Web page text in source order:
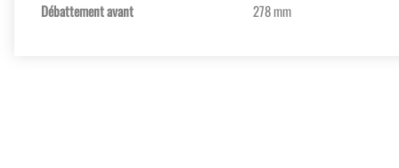
Débattement avant
278 mm